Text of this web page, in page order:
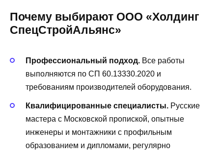
Почему выбирают ООО «Холдинг
СпецСтройАльянс»
Профессиональный подход. Все работы
выполняются по СП 60.13330.2020 и
требованиям производителей оборудования.
Квалифицированные специалисты. Русские
мастера с Московской пропиской, опытные
инженеры и монтажники с профильным
образованием и дипломами, регулярно